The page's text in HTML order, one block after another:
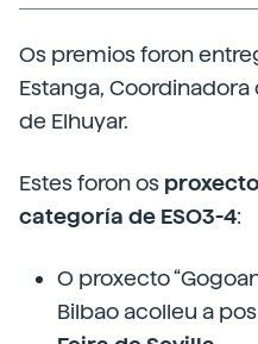
Os premios foron
Estanga,
de Elhuyar.
Estes foron os
categoría de ESO3-4:
O proxecto
Bilbao acolleu a